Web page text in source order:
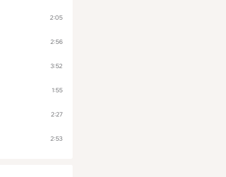
2:05
2:56
3:52
1:55
2:27
2:53